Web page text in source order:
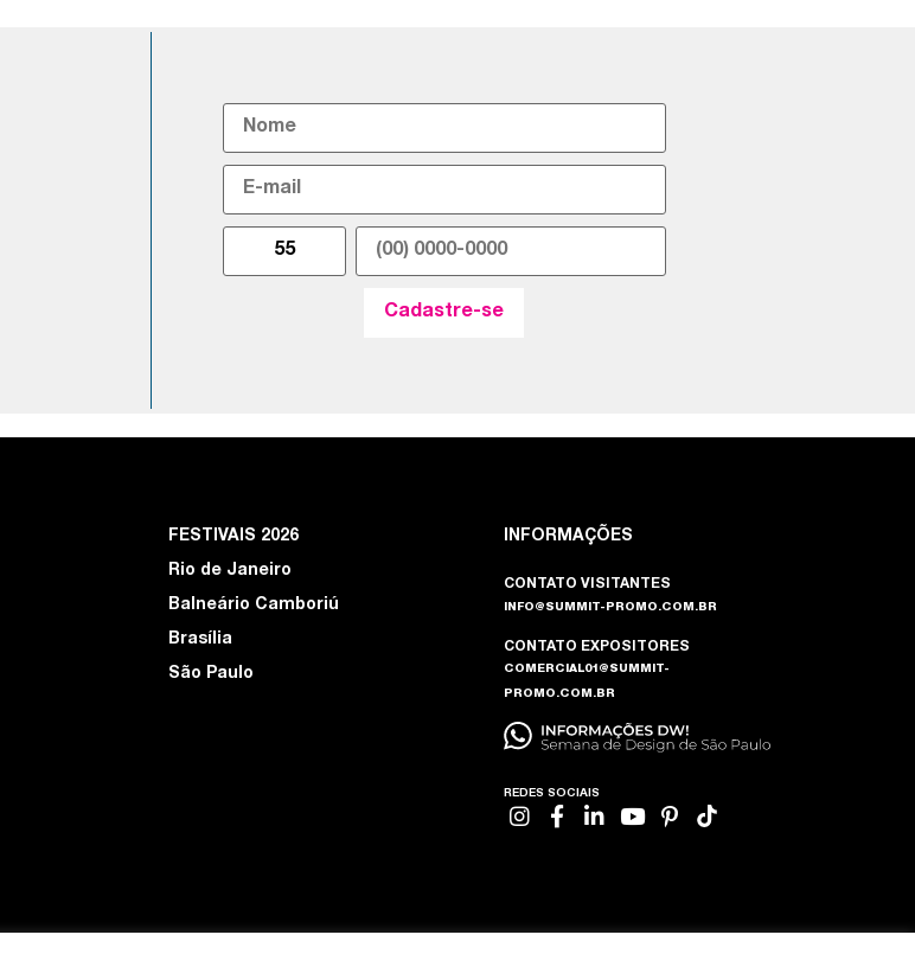
FESTIVAIS 2026
Rio de Janeiro
Balneário Camboriú
Brasília
São Paulo
INFORMAÇÕES
CONTATO VISITANTES
INFO@SUMMIT-PROMO.COM.BR
CONTATO EXPOSITORES
COMERCIAL01@SUMMIT-
PROMO.COM.BR
REDES SOCIAIS